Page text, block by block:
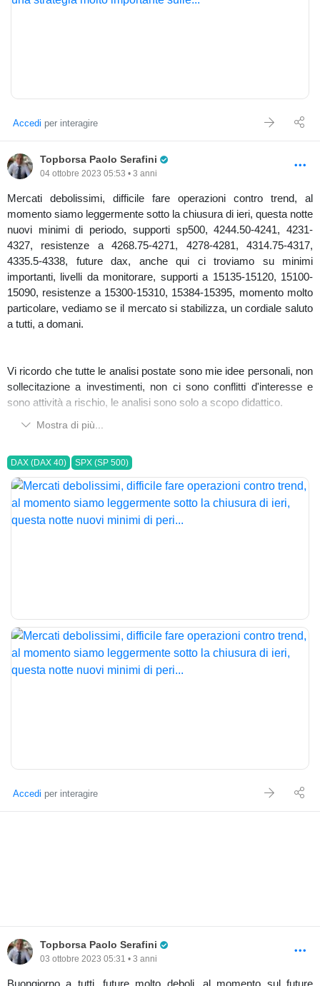
Accedi per interagire
Topborsa Paolo Serafini
04 ottobre 2023 05:53 • 3 anni
Mercati debolissimi, difficile fare operazioni contro trend, al
momento siamo leggermente sotto la chiusura di ieri, questa notte
nuovi minimi di periodo, supporti sp500, 4244.50-4241, 4231-
4327, resistenze a 4268.75-4271, 4278-4281, 4314.75-4317,
4335.5-4338, future dax, anche qui ci troviamo su minimi
importanti, livelli da monitorare, supporti a 15135-15120, 15100-
15090, resistenze a 15300-15310, 15384-15395, momento molto
particolare, vediamo se il mercato si stabilizza, un cordiale saluto
a tutti, a domani.
Vi ricordo che tutte le analisi postate sono mie idee personali, non
sollecitazione a investimenti, non ci sono conflitti d'interesse e
sono attività a rischio, le analisi sono solo a scopo didattico.
Mostra di più...
DAX (DAX 40) SPX (SP 500)
Accedi per interagire
Topborsa Paolo Serafini
03 ottobre 2023 05:31 • 3 anni
Buongiorno a tutti, future molto deboli, al momento sul future